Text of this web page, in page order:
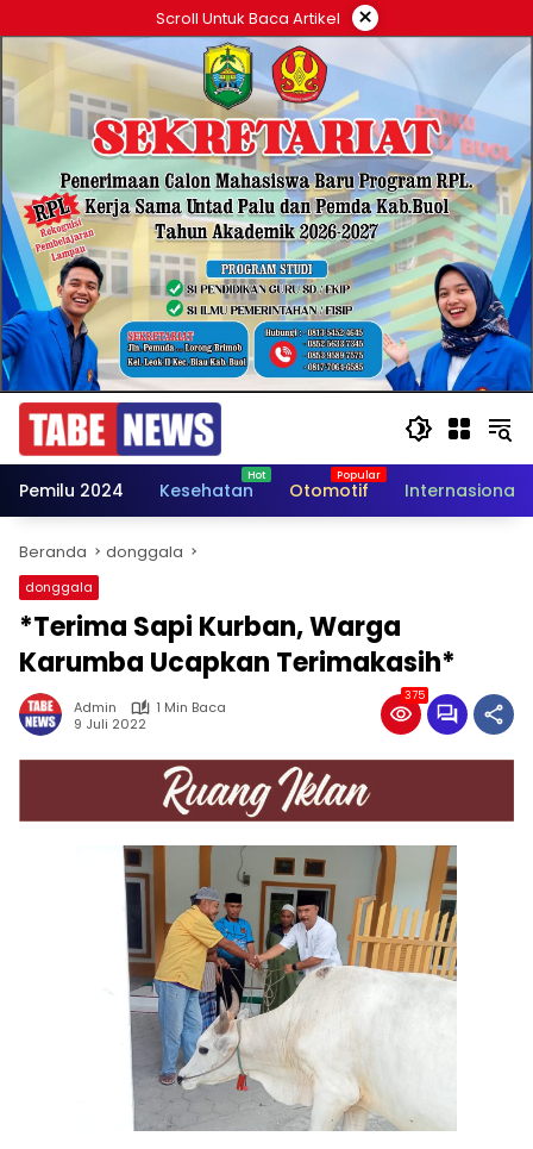
ke
konten
Scroll Untuk Baca Artikel ×
Pemilu 2024 Kesehatan Otomotif Internasional
Beranda donggala
donggala
*Terima Sapi Kurban, Warga
Karumba Ucapkan Terimakasih*
Admin
1 Min Baca
9 Juli 2022
375